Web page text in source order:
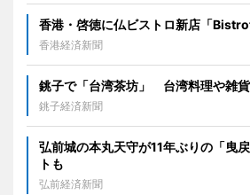
香港・啓徳に仏ビストロ新店「
香港経済新聞
銚子で「台湾茶坊」 台湾料理や雑
銚子経済新聞
弘前城の本丸天守が11年ぶりの「曳
トも
弘前経済新聞